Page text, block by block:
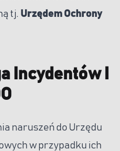
tj. Urzędem Ochrony
Incydentów I
naruszeń do Urzędu
w przypadku ich